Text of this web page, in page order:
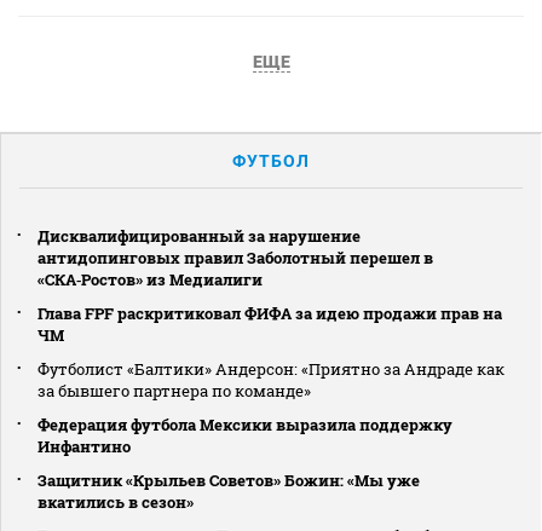
ЕЩЕ
ФУТБОЛ
Дисквалифицированный за нарушение
антидопинговых правил Заболотный перешел в
«СКА‑Ростов» из Медиалиги
Глава FPF раскритиковал ФИФА за идею продажи прав на
ЧМ
Футболист «Балтики» Андерсон: «Приятно за Андраде как
за бывшего партнера по команде»
Федерация футбола Мексики выразила поддержку
Инфантино
Защитник «Крыльев Советов» Божин: «Мы уже
вкатились в сезон»